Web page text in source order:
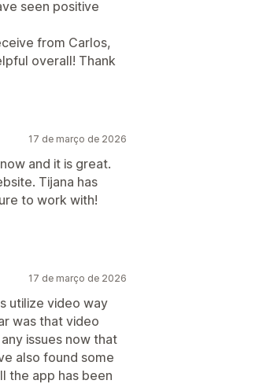
seen positive
from Carlos,
overall! Thank
17 de março de 2026
and it is great.
Tijana has
to work with!
17 de março de 2026
utilize video way
was that video
issues now that
also found some
the app has been